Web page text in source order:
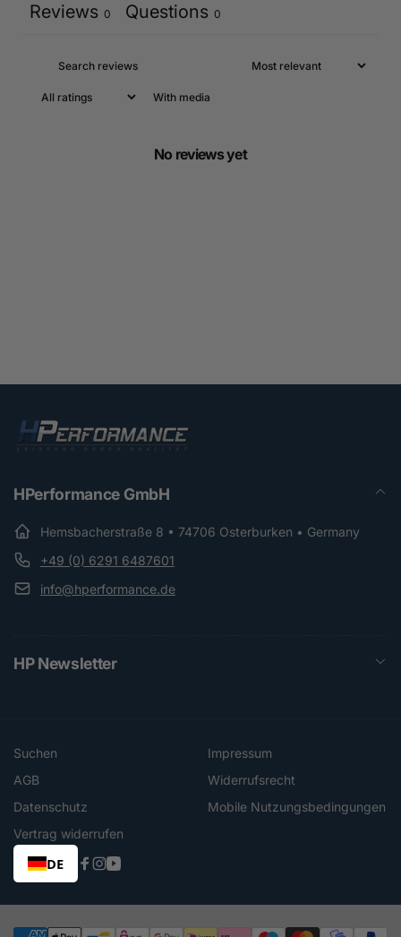
Reviews 0 Questions 0
With media
No reviews yet
HPerformance GmbH
Hemsbacherstraße 8 • 74706 Osterburken • Germany
+49 (0) 6291 6487601
info@hperformance.de
HP Newsletter
Suchen
Impressum
AGB
Widerrufsrecht
Datenschutz
Mobile Nutzungsbedingungen
Vertrag widerrufen
DE
Facebook
Instagram
YouTube